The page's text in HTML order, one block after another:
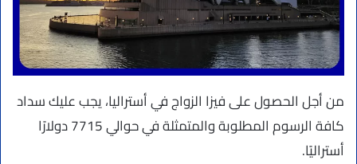
من أجل الحصول على فيزا الزواج في أستراليا، يجب عليك سداد
كافة الرسوم المطلوبة والمتمثلة في حوالي 7715 دولارًا
أستراليًا.